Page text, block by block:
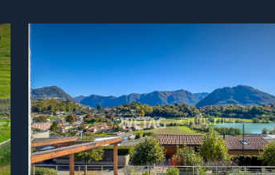
Non preferito